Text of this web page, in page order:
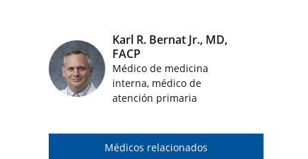
Imágenes de médicos destacados
Karl R. Bernat Jr., MD,
FACP
Médico de medicina
interna, médico de
atención primaria
Médicos relacionados